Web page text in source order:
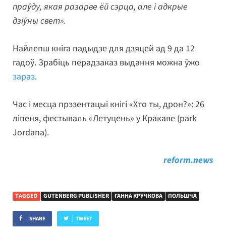
праўду, якая разарве ёй сэрца, але і адкрые
дзіўны свет».
Найлепш кніга падыдзе для дзяцей ад 9 да 12
гадоў. Зрабіць перадзаказ выдання можна ўжо
зараз.
Час і месца прэзентацыі кнігі «Хто ты, дрон?»: 26
ліпеня, фестываль «Летуцень» у Кракаве (park
Jordana).
reform.news
TAGGED GUTENBERG PUBLISHER ГАННА КРУЧКОВА ПОЛЬШЧА
SHARE TWEET